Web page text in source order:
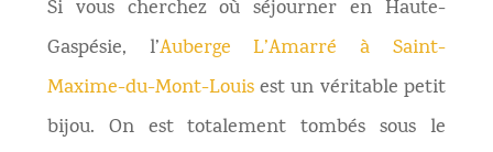
Si vous cherchez où séjourner en Haute-
Gaspésie, l’Auberge L’Amarré à Saint-
Maxime-du-Mont-Louisest un véritable petit
bijou. On est totalement tombés sous le